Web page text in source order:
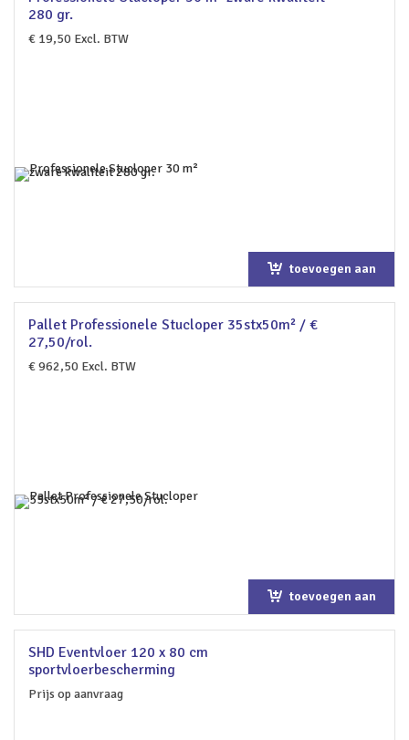
280 gr.
€ 19,50 Excl. BTW
toevoegen aan
winkelwagen
Pallet Professionele Stucloper 35stx50m² / €
27,50/rol.
€962,50 Excl. BTW
toevoegen aan
winkelwagen
SHD Eventvloer 120 x 80 cm
sportvloerbescherming
Prijs op aanvraag